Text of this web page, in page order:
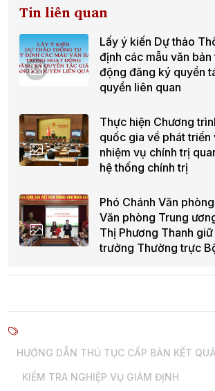
Tin liên quan
Lấy ý kiến Dự thảo
định các mẫu văn
động đăng ký quyền
quyền liên quan
Thực hiện Chương
quốc gia về phát triển
nhiệm vụ chính trị
hệ thống chính trị
Phó Chánh Văn
Văn phòng Trung
Thị Phương Thanh
trưởng Thường trực
HƯỚNG DẪN THỦ TỤC CẤP BẢN KẾT
KIỂM TRA NGHIỆP VỤ GIÁM ĐỊNH